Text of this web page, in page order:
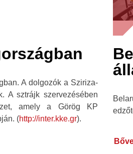
A dolgozók a Sziriza-
A sztrájk szervezésében
amely a Görög KP
(http://inter.kke.gr).